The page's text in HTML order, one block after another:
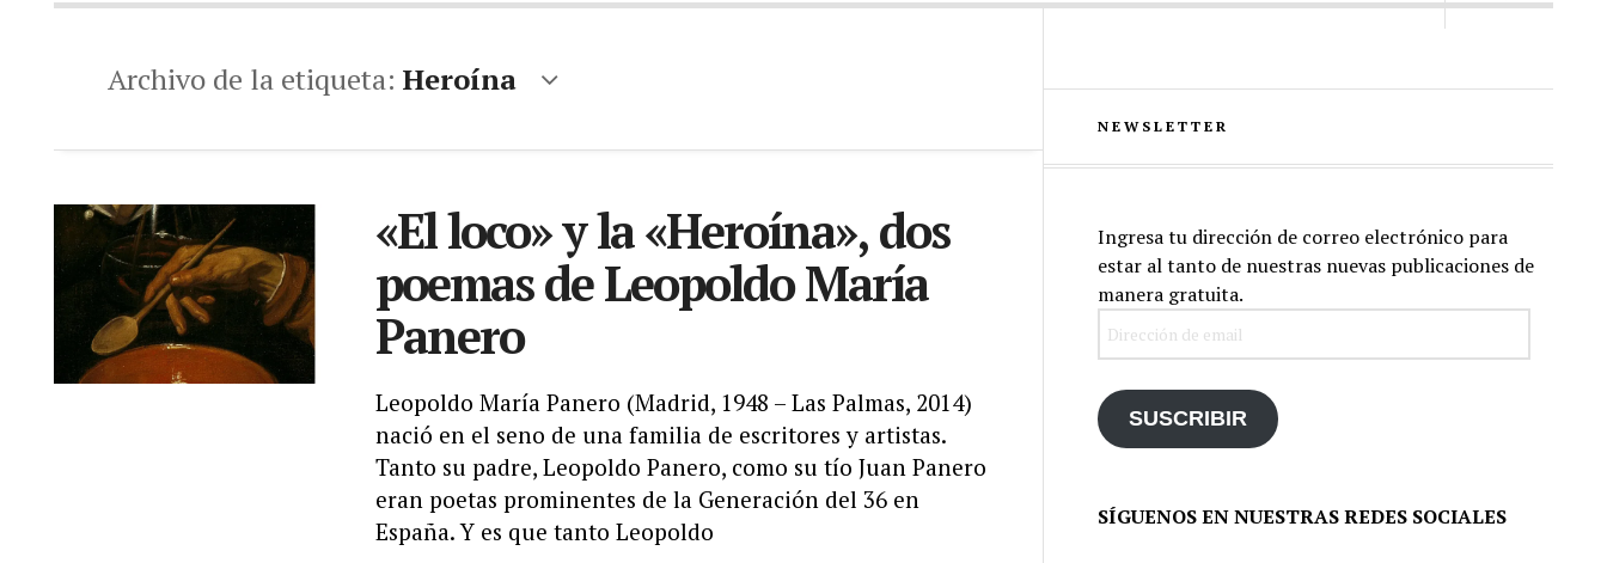
Archivo de la etiqueta: Heroína
«El loco» y la «Heroína», dos
poemas de Leopoldo María
Panero
Leopoldo María Panero (Madrid, 1948 – Las Palmas, 2014)
nació en el seno de una familia de escritores y artistas.
Tanto su padre, Leopoldo Panero, como su tío Juan Panero
eran poetas prominentes de la Generación del 36 en
España. Y es que tanto Leopoldo
NEWSLETTER
Ingresa tu dirección de correo electrónico para
estar al tanto de nuestras nuevas publicaciones de
manera gratuita.
SUSCRIBIR
SÍGUENOS EN NUESTRAS REDES SOCIALES